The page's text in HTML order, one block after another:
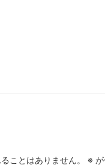
ことはありません。 ※